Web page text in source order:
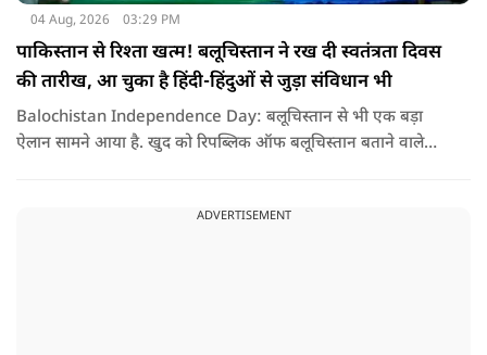
04 Aug, 2026 03:29 PM
पाकिस्तान से रिश्ता खत्म! बलूचिस्तान ने रख दी स्वतंत्रता दिवस
की तारीख, आ चुका है हिंदी-हिंदुओं से जुड़ा संविधान भी
Balochistan Independence Day: बलूचिस्तान से भी एक बड़ा
ऐलान सामने आया है. खुद को रिपब्लिक ऑफ बलूचिस्तान बताने वाले
ADVERTISEMENT